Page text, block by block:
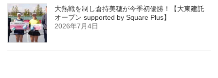
大熱戦を制し倉持美穂が今季初優勝！【大東建託
オープン supported by Square Plus】
2026年7月4日